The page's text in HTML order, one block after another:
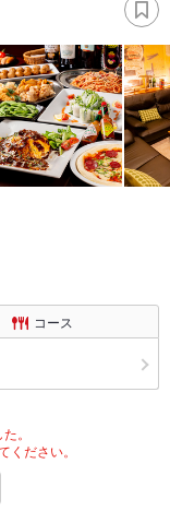
コース
。
ださい。